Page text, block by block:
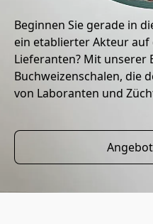
Beginnen Sie gerade in
ein etablierter Akteur auf
Lieferanten? Mit
Buchweizenschalen, die
von Laboranten und